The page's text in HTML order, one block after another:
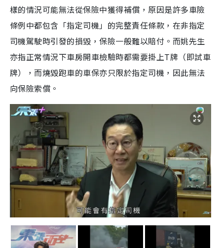
樣的情況可能無法從保險中獲得補償，原因是許多車險
條例中都包含「指定司機」的完整責任條款，在非指定
司機駕駛時引發的損毀，保險一般難以賠付。 而姚先生
亦指正常情況下車房開車檢驗時都需要掛上T牌（即試車
牌），而燒毀跑車的車保亦只限於指定司機，因此無法
向保險索償。